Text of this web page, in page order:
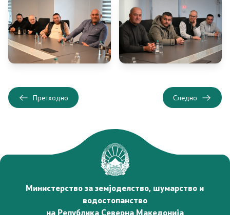
Документи и информации од јавен карактер
Јавно достапни информации
Јавни набавки
Буџет
Слободен пристап до информации од јавен карактер
Интерни акти/процедури
Стратешки документи
Претходно Следно
Министерство за земјоделство, шумарство и
водостопанство
на Република Северна Македонија